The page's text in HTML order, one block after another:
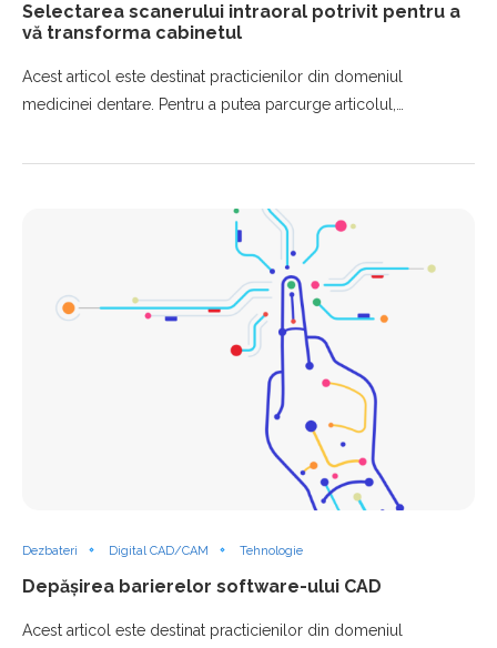
Selectarea scanerului intraoral potrivit pentru a
vă transforma cabinetul
Acest articol este destinat practicienilor din domeniul
medicinei dentare. Pentru a putea parcurge articolul,…
Dezbateri Digital CAD/CAM Tehnologie
Depășirea barierelor software-ului CAD
Acest articol este destinat practicienilor din domeniul